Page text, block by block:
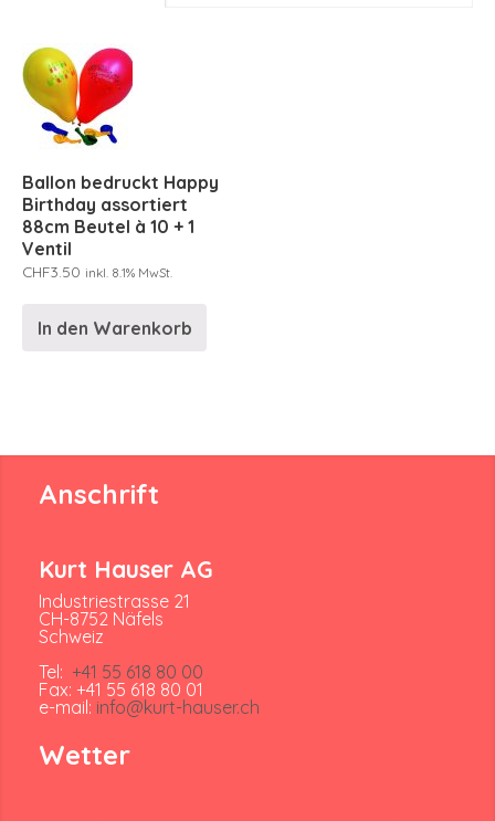
Ballon bedruckt Happy
Birthday assortiert
88cm Beutel à 10 + 1
Ventil
CHF3.50 inkl. 8.1% MwSt.
In den Warenkorb
Anschrift
Kurt Hauser AG
Industriestrasse 21
CH-8752 Näfels
Schweiz
Tel: +41 55 618 80 00
Fax: +41 55 618 80 01
e-mail: info@kurt-hauser.ch
Wetter